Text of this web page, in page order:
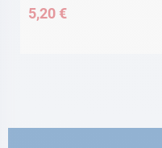
5,20 €